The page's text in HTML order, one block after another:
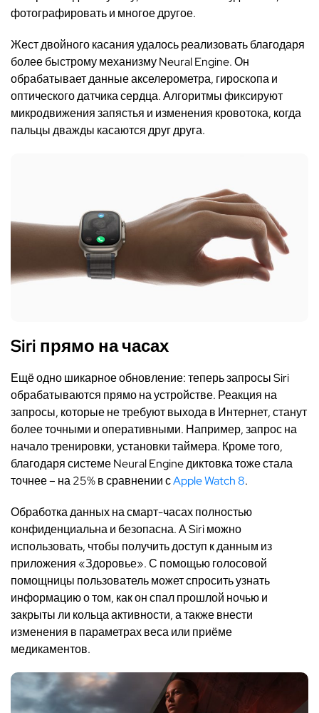
фотографировать и многое другое.
Жест двойного касания удалось реализовать благодаря
более быстрому механизму Neural Engine. Он
обрабатывает данные акселерометра, гироскопа и
оптического датчика сердца. Алгоритмы фиксируют
микродвижения запястья и изменения кровотока, когда
пальцы дважды касаются друг друга.
Siri прямо на часах
Ещё одно шикарное обновление: теперь запросы Siri
обрабатываются прямо на устройстве. Реакция на
запросы, которые не требуют выхода в Интернет, станут
более точными и оперативными. Например, запрос на
начало тренировки, установки таймера. Кроме того,
благодаря системе Neural Engine диктовка тоже стала
точнее – на 25% в сравнении сApple Watch 8.
Обработка данных на смарт-часах полностью
конфиденциальна и безопасна. А Siri можно
использовать, чтобы получить доступ к данным из
приложения «Здоровье». С помощью голосовой
помощницы пользователь может спросить узнать
информацию о том, как он спал прошлой ночью и
закрыты ли кольца активности, а также внести
изменения в параметрах веса или приёме
медикаментов.